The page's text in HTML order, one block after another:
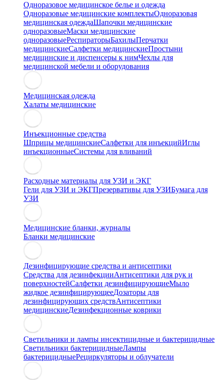
Одноразовое медицинское белье и одежда
Одноразовые медицинские комплектыОдноразовая
медицинская одеждаШапочки медицинские
одноразовыеМаски медицинские
одноразовыеРеспираторыБахилыПерчатки
медицинскиеСалфетки медицинскиеПростыни
медицинские и диспенсеры к нимЧехлы для
медицинской мебели и оборудования
Медицинская одежда
Халаты медицинские
Инъекционные средства
Шприцы медицинскиеСалфетки для инъекцийИглы
инъекционныеСистемы для вливаний
Расходные материалы для УЗИ и ЭКГ
Гели для УЗИ и ЭКГПрезервативы для УЗИБумага для
УЗИ
Медицинские бланки, журналы
Бланки медицинские
Дезинфицирующие средства и антисептики
Средства для дезинфекцииАнтисептики для рук и
поверхностейСалфетки дезинфицирующиеМыло
жидкое дезинфицирующееДозаторы для
дезинфицирующих средствАнтисептики
медицинскиеДезинфекционные коврики
Светильники и лампы инсектицидные и бактерицидные
Светильники бактерицидныеЛампы
бактерицидныеРециркуляторы и облучатели